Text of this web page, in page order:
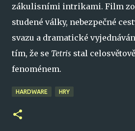
zákulisními intrikami. Film
studené války, nebezpečné
svazu a dramatické
tím, že se Tetris stal
fenoménem.
HARDWARE HRY